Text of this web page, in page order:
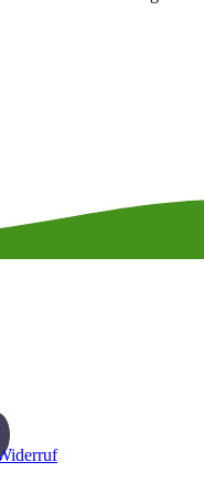
nach Dr. C. Torp